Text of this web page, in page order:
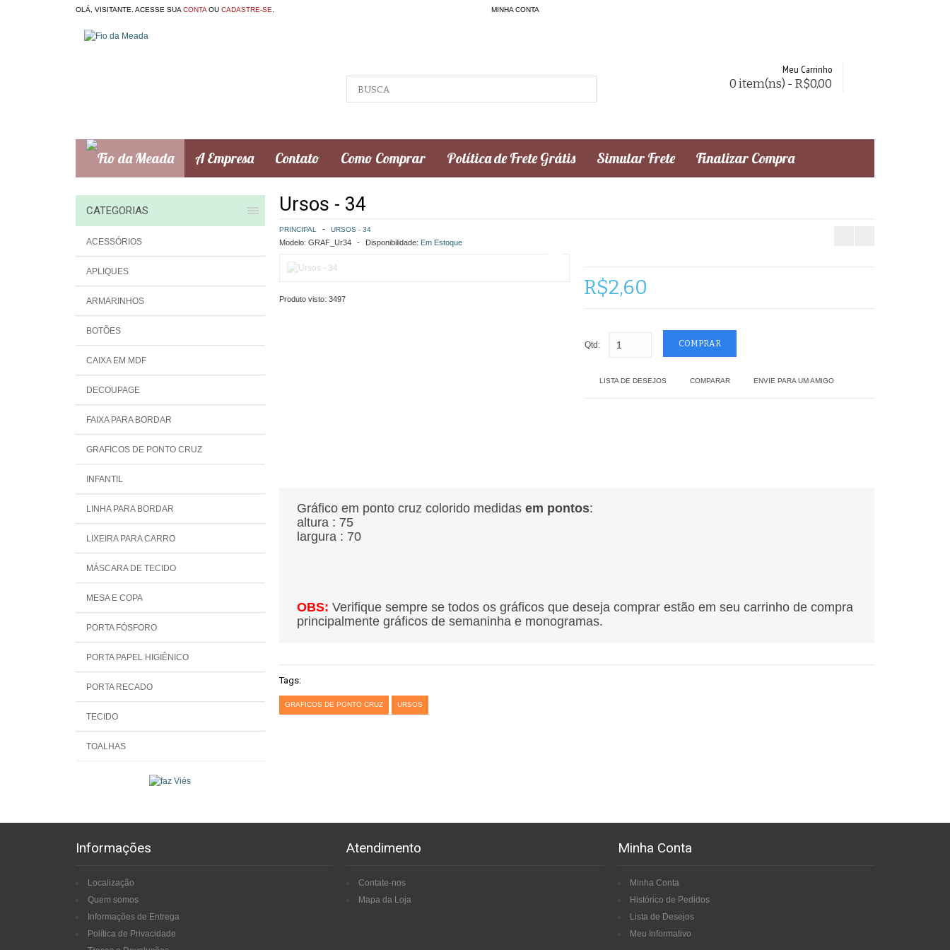
OLÁ, VISITANTE. ACESSE SUA CONTA OU CADASTRE-SE MINHA CONTA
Meu Carrinho
0 item(ns) - R$0,00
A Empresa Contato Como Comprar Política de Frete Grátis Simular Frete Finalizar Compra
CATEGORIAS
ACESSÓRIOS
APLIQUES
ARMARINHOS
BOTÕES
CAIXA EM MDF
DECOUPAGE
FAIXA PARA BORDAR
GRAFICOS DE PONTO CRUZ
INFANTIL
LINHA PARA BORDAR
LIXEIRA PARA CARRO
MÁSCARA DE TECIDO
MESA E COPA
PORTA FÓSFORO
PORTA PAPEL HIGIÊNICO
PORTA RECADO
TECIDO
TOALHAS
Ursos - 34
PRINCIPAL URSOS - 34
Modelo: GRAF_Ur34 Disponibilidade: Em Estoque
Produto visto: 3497 R$2,60
Qtd:
LISTA DE DESEJOS COMPARAR ENVIE PARA UM AMIGO
Gráfico em ponto cruz colorido medidas em pontos:
altura : 75
largura : 70
OBS: Verifique sempre se todos os gráficos que deseja comprar estão em seu carrinho de compra
principalmente gráficos de semaninha e monogramas.
Tags:
GRAFICOS DE PONTO CRUZ URSOS
Informações
Localização
Quem somos
Informações de Entrega
Política de Privacidade
Atendimento
Contate-nos
Mapa da Loja
Minha Conta
Minha Conta
Histórico de Pedidos
Lista de Desejos
Meu Informativo